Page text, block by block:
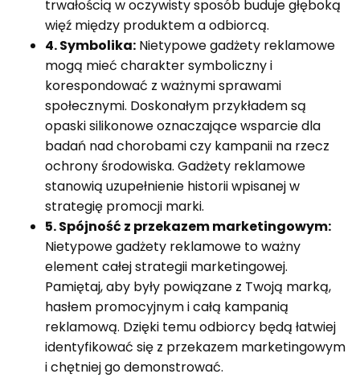
trwałością w oczywisty sposób buduje głęboką
więź między produktem a odbiorcą.
4. Symbolika: Nietypowe gadżety reklamowe
mogą mieć charakter symboliczny i
korespondować z ważnymi sprawami
społecznymi. Doskonałym przykładem są
opaski silikonowe oznaczające wsparcie dla
badań nad chorobami czy kampanii na rzecz
ochrony środowiska. Gadżety reklamowe
stanowią uzupełnienie historii wpisanej w
strategię promocji marki.
5. Spójność z przekazem marketingowym:
Nietypowe gadżety reklamowe to ważny
element całej strategii marketingowej.
Pamiętaj, aby były powiązane z Twoją marką,
hasłem promocyjnym i całą kampanią
reklamową. Dzięki temu odbiorcy będą łatwiej
identyfikować się z przekazem marketingowym
i chętniej go demonstrować.